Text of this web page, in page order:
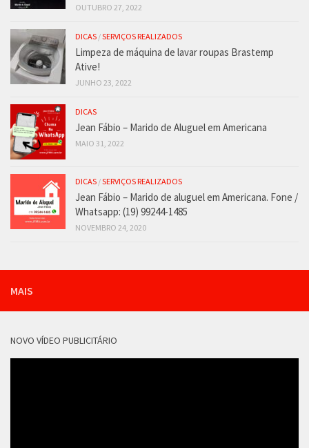
OUTUBRO 27, 2022
DICAS /SERVIÇOS REALIZADOS
Limpeza de máquina de lavar roupas Brastemp
Ative!
JUNHO 23, 2022
DICAS
Jean Fábio – Marido de Aluguel em Americana
MAIO 31, 2022
DICAS /SERVIÇOS REALIZADOS
Jean Fábio – Marido de aluguel em Americana. Fone /
Whatsapp: (19) 99244-1485
NOVEMBRO 24, 2020
MAIS
NOVO VÍDEO PUBLICITÁRIO